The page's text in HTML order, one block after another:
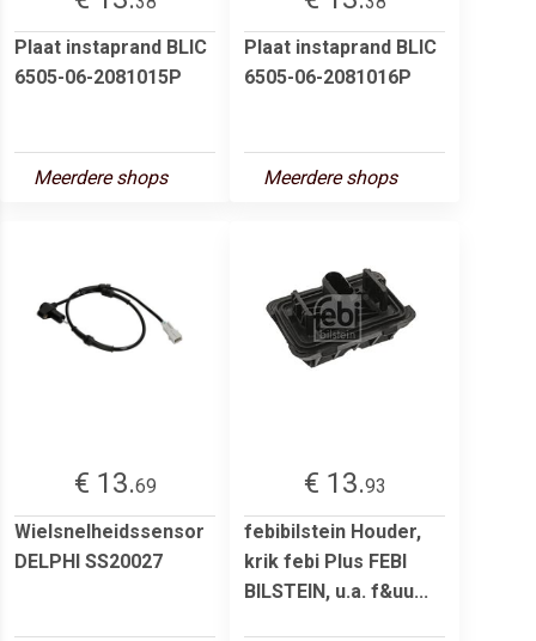
Plaat instaprand BLIC
6505-06-2081015P
Meerdere shops
Plaat instaprand BLIC
6505-06-2081016P
Meerdere shops
€ 13.69
Wielsnelheidssensor
DELPHI SS20027
€ 13.93
febibilstein Houder,
krik febi Plus FEBI
BILSTEIN, u.a. f&uu...